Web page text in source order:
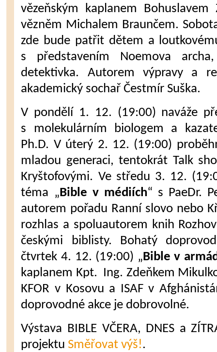
vězeňským kaplanem
vězněm Michalem Braunčem.
zde bude patřit dětem a
s představením Noemova
detektivka. Autorem výpravy a
akademický sochař Čestmír Suška.
V pondělí 1. 12. (19:00) naváže
s molekulárním biologem a
Ph.D. V úterý 2. 12. (19:00)
mladou generaci, tentokrát Talk
Kryštofovými. Ve středu 3. 12.
téma „Bible v médiích“ s PaeDr.
autorem pořadu Ranní slovo nebo
rozhlas a spoluautorem knih
českými biblisty. Bohatý
čtvrtek 4. 12. (19:00) „Bible v
kaplanem Kpt. Ing. Zdeňkem
KFOR v Kosovu a ISAF v
doprovodné akce je dobrovolné.
Výstava BIBLE VČERA, DNES a
projektu Směřovat výš!.